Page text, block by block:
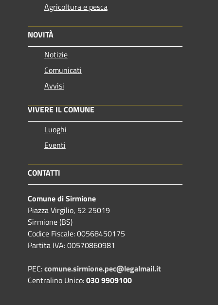
Agricoltura e pesca
NOVITÀ
Notizie
Comunicati
Avvisi
VIVERE IL COMUNE
Luoghi
Eventi
CONTATTI
Comune di Sirmione
Piazza Virgilio, 52 25019
Sirmione (BS)
Codice Fiscale: 00568450175
Partita IVA: 00570860981
PEC:comune.sirmione.pec@legalmail.it
Centralino Unico:030 9909100